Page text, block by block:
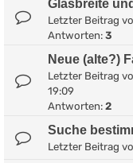
Glasbreite
Letzter Beitrag
Antworten: 3
Neue (alte?)
Letzter Beitrag
19:09
Antworten: 2
Suche
Letzter Beitrag